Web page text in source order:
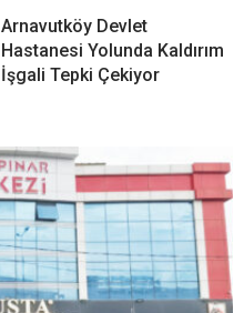
Arnavutköy Devlet
Hastanesi Yolunda Kaldırım
İşgali Tepki Çekiyor